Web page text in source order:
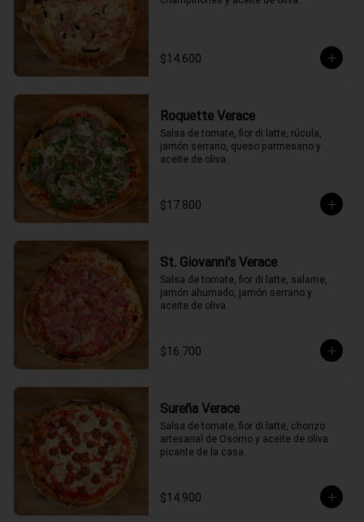
$14.600
Roquette Verace
Salsa de tomate, fior di latte, rúcula,
jamón serrano, queso parmesano y
aceite de oliva.
$17.800
St. Giovanni's Verace
Salsa de tomate, fior di latte, salame,
jamón ahumado, jamón serrano y
aceite de oliva.
$16.700
Sureña Verace
Salsa de tomate, fior di latte, chorizo
artesanal de Osorno y aceite de oliva
picante de la casa.
$14.900